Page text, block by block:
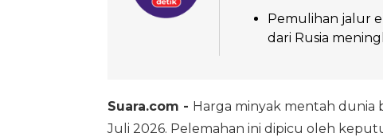
Pemulihan jalur
dari Rusia
Suara.com - Harga minyak mentah dunia
Juli 2026. Pelemahan ini dipicu oleh